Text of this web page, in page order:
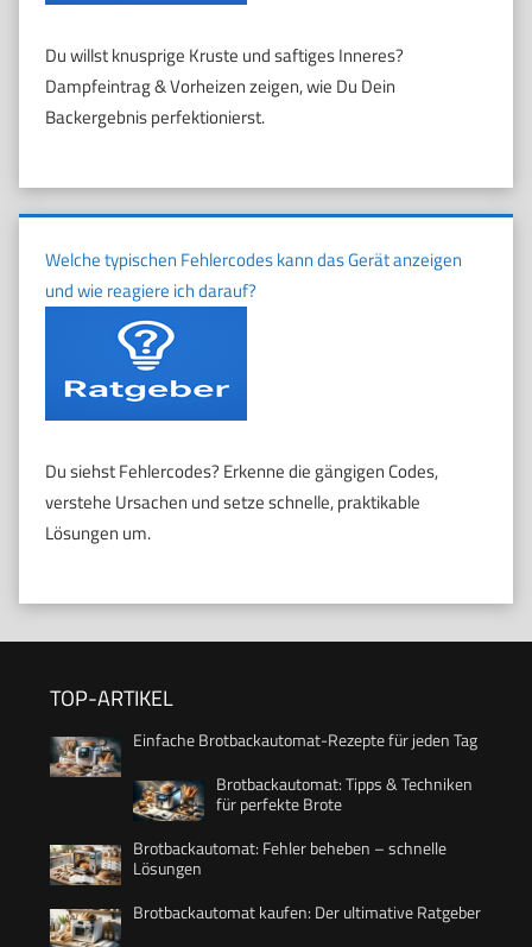
Du willst knusprige Kruste und saftiges Inneres?
Dampfeintrag & Vorheizen zeigen, wie Du Dein
Backergebnis perfektionierst.
Welche typischen Fehlercodes kann das Gerät anzeigen
und wie reagiere ich darauf?
Du siehst Fehlercodes? Erkenne die gängigen Codes,
verstehe Ursachen und setze schnelle, praktikable
Lösungen um.
TOP-ARTIKEL
Einfache Brotbackautomat-Rezepte für jeden Tag
Brotbackautomat: Tipps & Techniken
für perfekte Brote
Brotbackautomat: Fehler beheben – schnelle
Lösungen
Brotbackautomat kaufen: Der ultimative Ratgeber